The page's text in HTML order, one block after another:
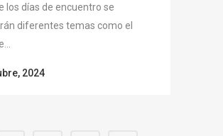
los días de encuentro se
diferentes temas como el
2024